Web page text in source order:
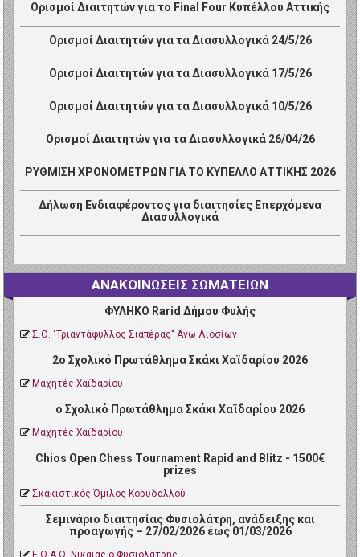
Ορισμοί Διαιτητών για το Final Four Κυπέλλου Αττικής
Ορισμοί Διαιτητών για τα Διασυλλογικά 24/5/26
Ορισμοί Διαιτητών για τα Διασυλλογικά 17/5/26
Ορισμοί Διαιτητών για τα Διασυλλογικά 10/5/26
Ορισμοί Διαιτητών για τα Διασυλλογικά 26/04/26
ΡΥΘΜΙΣΗ ΧΡΟΝΟΜΕΤΡΩΝ ΓΙΑ ΤΟ ΚΥΠΕΛΛΟ ΑΤΤΙΚΗΣ 2026
Δήλωση Ενδιαφέροντος για διαιτησίες Επερχόμενα
Διασυλλογικά
ΑΝΑΚΟΙΝΩΣΕΙΣ ΣΩΜΑΤΕΙΩΝ
ΦΥΛΗΚΟ Rarid Δήμου Φυλής
Σ.Ο. "Τριαντάφυλλος Σιαπέρας" Άνω Λιοσίων
2ο Σχολικό Πρωτάθλημα Σκάκι Χαϊδαρίου 2026
Μαχητές Χαϊδαρίου
ο Σχολικό Πρωτάθλημα Σκάκι Χαϊδαρίου 2026
Μαχητές Χαϊδαρίου
Chios Open Chess Tournament Rapid and Blitz - 1500€
prizes
Σκακιστικός Όμιλος Κορυδαλλού
Σεμινάριο διαιτησίας Φυσιολάτρη, ανάδειξης και
προαγωγής – 27/02/2026 έως 01/03/2026